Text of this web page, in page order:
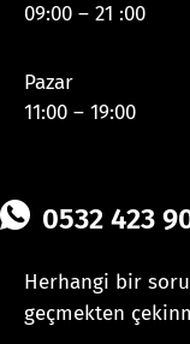
09:00 – 21 :00
Pazar
11:00 – 19:00
0532 423
Herhangi bir
geçmekten